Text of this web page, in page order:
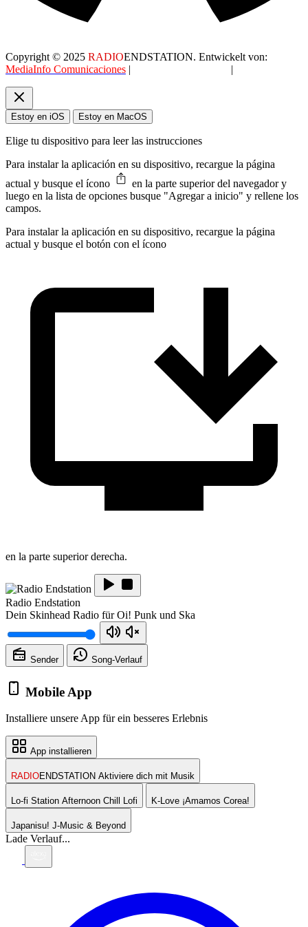
Copyright © 2025 RADIOENDSTATION. Entwickelt von:
MediaInfo Comunicaciones | |
Estoy en iOS Estoy en MacOS
Elige tu dispositivo para leer las instrucciones
Para instalar la aplicación en su dispositivo, recargue la página
actual y busque el ícono
en la parte superior del navegador y
luego en la lista de opciones busque "Agregar a inicio" y rellene los
campos.
Para instalar la aplicación en su dispositivo, recargue la página
actual y busque el botón con el ícono
en la parte superior derecha.
Radio Endstation
Dein Skinhead Radio für Oi! Punk und Ska
Sender Song-Verlauf
Mobile App
Installiere unsere App für ein besseres Erlebnis
App installieren
RADIOENDSTATION Aktiviere dich mit Musik
Lo-fi Station Afternoon Chill Lofi K-Love ¡Amamos Corea!
Japanisu! J-Music & Beyond
Lade Verlauf...